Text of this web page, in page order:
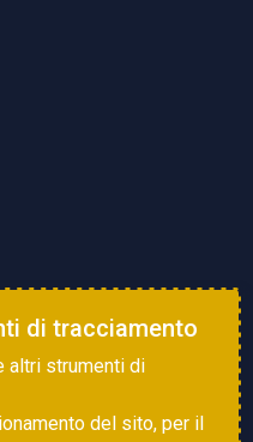
di tracciamento
altri strumenti di
del sito, per il